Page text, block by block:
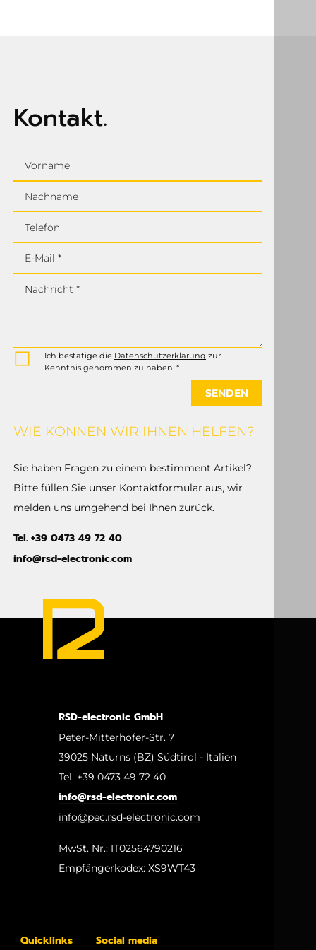
Kontakt.
Vorname
Nachname
Telefon
E-Mail *
Nachricht *
Ich bestätige die Datenschutzerklärung zur
Kenntnis genommen zu haben. *
SENDEN
WIE KÖNNEN WIR IHNEN HELFEN?
Sie haben Fragen zu einem bestimment Artikel?
Bitte füllen Sie unser Kontaktformular aus, wir
melden uns umgehend bei Ihnen zurück.
Tel. +39 0473 49 72 40
info@rsd-electronic.com
RSD-electronic GmbH
Peter-Mitterhofer-Str. 7
39025 Naturns (BZ) Südtirol - Italien
Tel. +39 0473 49 72 40
info@rsd-electronic.com
info@pec.rsd-electronic.com
MwSt. Nr.: IT02564790216
Empfängerkodex: XS9WT43
Quicklinks Social media